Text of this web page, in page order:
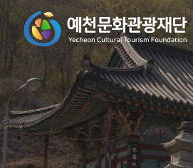
인사말
꿈의오
리2.0